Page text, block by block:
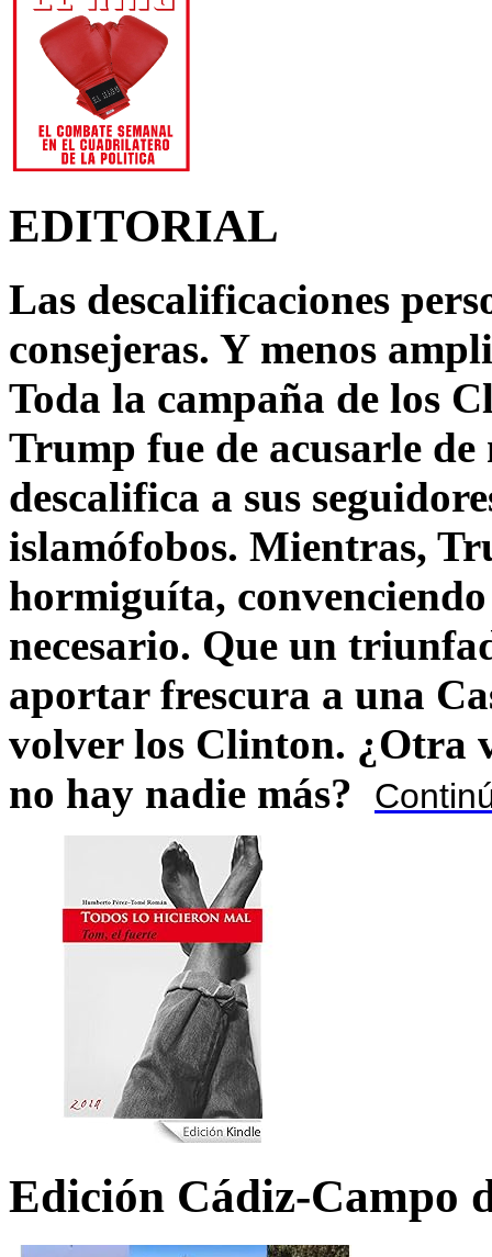
EDITORIAL
Las descalificaciones
consejeras. Y menos
Toda la campaña de los
Trump fue de acusarle
descalifica a sus
islamófobos. Mientras,
hormiguíta,
necesario. Que un
aportar frescura a una
volver los Clinton. ¿Otra
no hay nadie más?
Edición Cádiz-Campo